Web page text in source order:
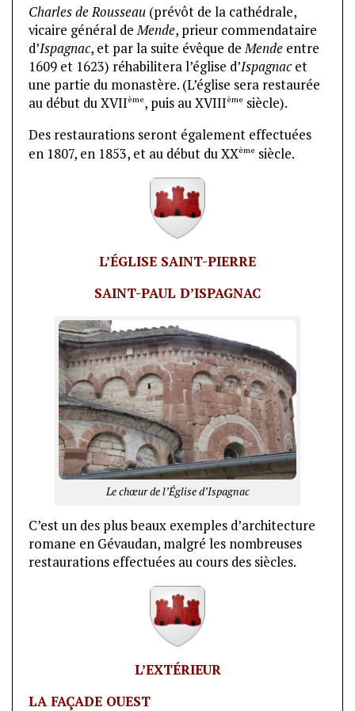
Charles de Rousseau (prévôt de la cathédrale,
vicaire général deMende, prieur commendataire
d’Ispagnac, et par la suite évêque deMende entre
1609 et 1623) réhabilitera l’église d’Ispagnacet
une partie du monastère. (L’église sera restaurée
au début du XVIIème, puis au XVIIIème siècle).
Des restaurations seront également effectuées
en 1807, en 1853, et au début du XXème siècle.
L’ÉGLISE SAINT-PIERRE
SAINT-PAUL D’ISPAGNAC
Le chœur de l’Église d’Ispagnac
C’est un des plus beaux exemples d’architecture
romane en Gévaudan, malgré les nombreuses
restaurations effectuées au cours des siècles.
L’EXTÉRIEUR
LA FAÇADE OUEST